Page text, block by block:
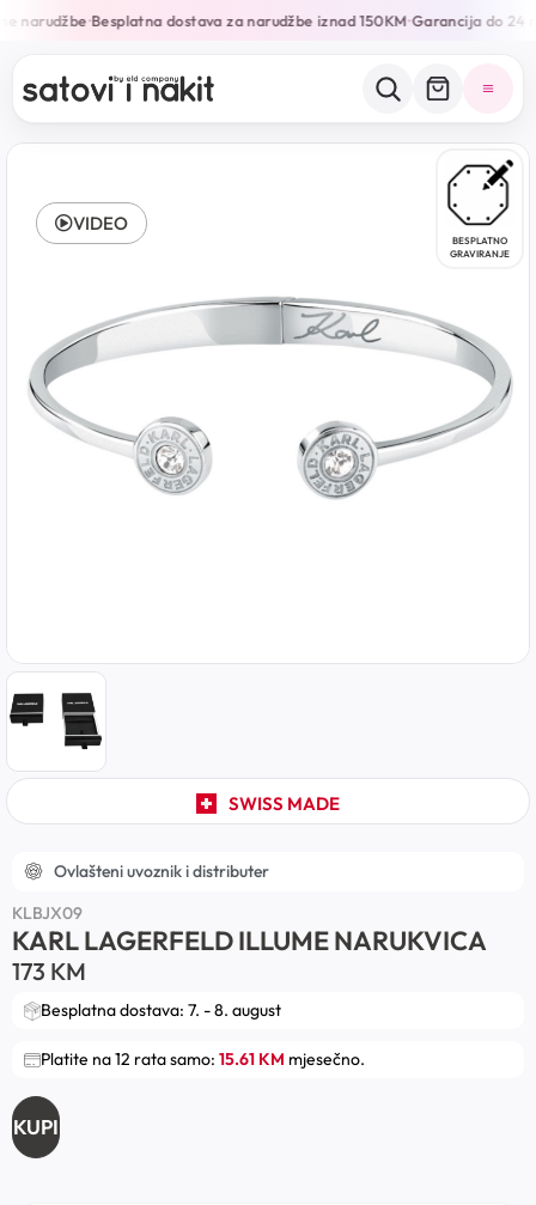
narudžbe•Besplatna dostava za narudžbe iznad 150KM•Garancija do 24
BESPLATNO
GRAVIRANJE
SWISS MADE
VIDEO
Ovlašteni uvoznik i distributer
KLBJX09
KARL LAGERFELD ILLUME NARUKVICA
173 KM
Besplatna dostava: 7. - 8. august
Platite na 12 rata samo: 15.61 KM mjesečno.
KUPI